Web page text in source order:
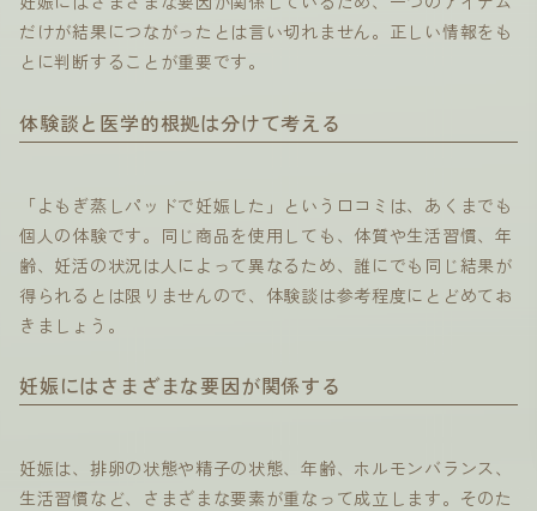
だけが結果につながったとは言い切れません。正しい情報をも
とに判断することが重要です。
体験談と医学的根拠は分けて考える
「よもぎ蒸しパッドで妊娠した」という口コミは、あくまでも
個人の体験です。同じ商品を使用しても、体質や生活習慣、年
齢、妊活の状況は人によって異なるため、誰にでも同じ結果が
得られるとは限りませんので、体験談は参考程度にとどめてお
きましょう。
妊娠にはさまざまな要因が関係する
妊娠は、排卵の状態や精子の状態、年齢、ホルモンバランス、
生活習慣など、さまざまな要素が重なって成立します。そのた